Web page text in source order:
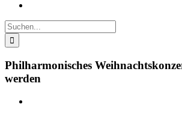
Suche
nach:
Philharmonisches
werden